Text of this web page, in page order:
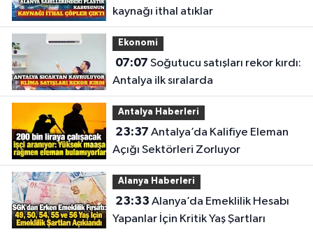
kaynağı ithal atıklar
Ekonomi
07:07
Antalya ilk sıralarda
Antalya Haberleri
23:37
Açığı Sektörleri Zorluyor
Alanya Haberleri
23:33
Yapanlar İçin Kritik Yaş Şartları